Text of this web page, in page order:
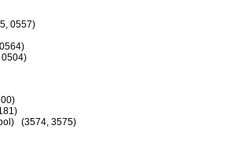
0557)
(3574, 3575)